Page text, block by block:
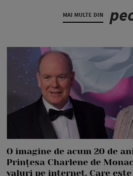
MAI MULTE DIN
O imagine de acum 20 de
Prințesa Charlene de
valuri pe internet. Care